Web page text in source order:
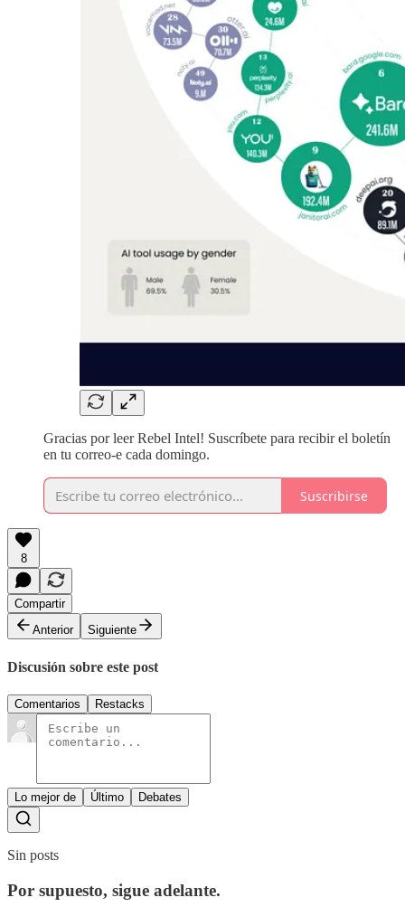
Gracias por leer Rebel Intel! Suscríbete para recibir el boletín
en tu correo-e cada domingo.
Suscribirse
8
Compartir
Anterior
Siguiente
Discusión sobre este post
Comentarios Restacks
Lo mejor de Último Debates
Sin posts
Por supuesto, sigue adelante.